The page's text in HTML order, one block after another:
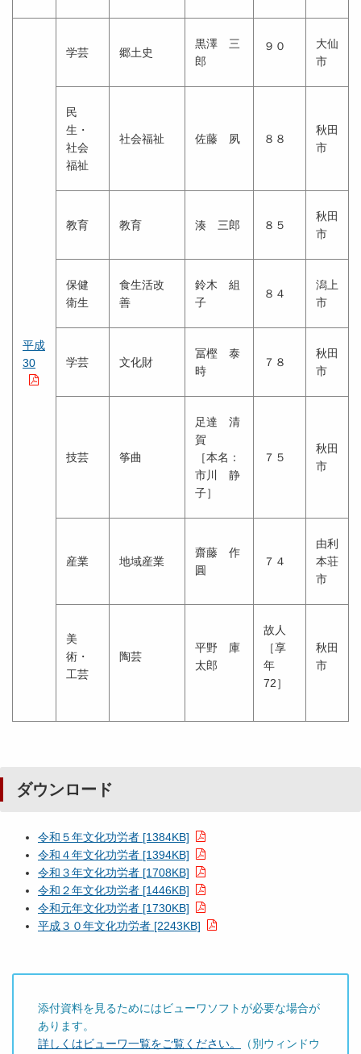
平成
30
学芸 郷土史
黒澤 三
郎
９０
大仙
市
民
生・
社会
福祉
社会福祉 佐藤 夙 ８８
秋田
市
教育 教育 湊 三郎 ８５
秋田
市
保健
衛生
食生活改
善
鈴木 組
子
８４
潟上
市
学芸 文化財
冨樫 泰
時
７８
秋田
市
技芸 筝曲
足達 清
賀
［本名：
市川 静
子］
７５
秋田
市
産業 地域産業
齋藤 作
圓
７４
由利
本荘
市
美
術・
工芸
陶芸
平野 庫
太郎
故人
［享
年
72］
秋田
市
ダウンロード
令和５年文化功労者 [1384KB]
令和４年文化功労者 [1394KB]
令和３年文化功労者 [1708KB]
令和２年文化功労者 [1446KB]
令和元年文化功労者 [1730KB]
平成３０年文化功労者 [2243KB]
添付資料を見るためにはビューワソフトが必要な場合が
あります。
詳しくはビューワ一覧をご覧ください。
（別ウィンドウ